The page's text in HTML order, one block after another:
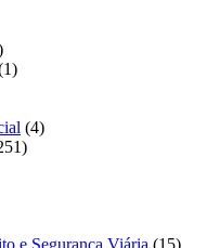
(4)
e Segurança Viária (15)